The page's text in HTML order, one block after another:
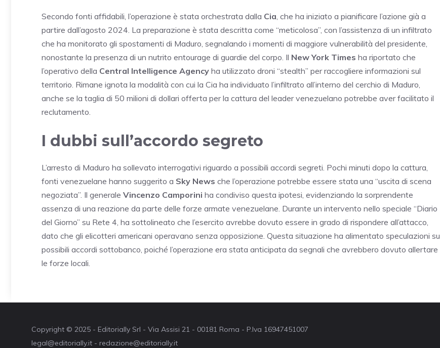
Secondo fonti affidabili, l’operazione è stata orchestrata dalla Cia, che ha iniziato a pianificare l’azione già a
partire dall’agosto 2024. La preparazione è stata descritta come “meticolosa”, con l’assistenza di un infiltrato
che ha monitorato gli spostamenti di Maduro, segnalando i momenti di maggiore vulnerabilità del presidente,
nonostante la presenza di un nutrito entourage di guardie del corpo. Il New York Times ha riportato che
l’operativo della Central Intelligence Agency ha utilizzato droni “stealth” per raccogliere informazioni sul
territorio. Rimane ignota la modalità con cui la Cia ha individuato l’infiltrato all’interno del cerchio di Maduro,
anche se la taglia di 50 milioni di dollari offerta per la cattura del leader venezuelano potrebbe aver facilitato il
reclutamento.
I dubbi sull’accordo segreto
L’arresto di Maduro ha sollevato interrogativi riguardo a possibili accordi segreti. Pochi minuti dopo la cattura,
fonti venezuelane hanno suggerito a Sky News che l’operazione potrebbe essere stata una “uscita di scena
negoziata”. Il generale Vincenzo Camporini ha condiviso questa ipotesi, evidenziando la sorprendente
assenza di una reazione da parte delle forze armate venezuelane. Durante un intervento nello speciale “Diario
del Giorno” su Rete 4, ha sottolineato che l’esercito avrebbe dovuto essere in grado di rispondere all’attacco,
dato che gli elicotteri americani operavano senza opposizione. Questa situazione ha alimentato speculazioni su
possibili accordi sottobanco, poiché l’operazione era stata anticipata da segnali che avrebbero dovuto allertare
le forze locali.
Copyright © 2025 - Editorially Srl - Via Assisi 21 - 00181 Roma - P.Iva 16947451007
legal@editorially.it - redazione@editorially.it